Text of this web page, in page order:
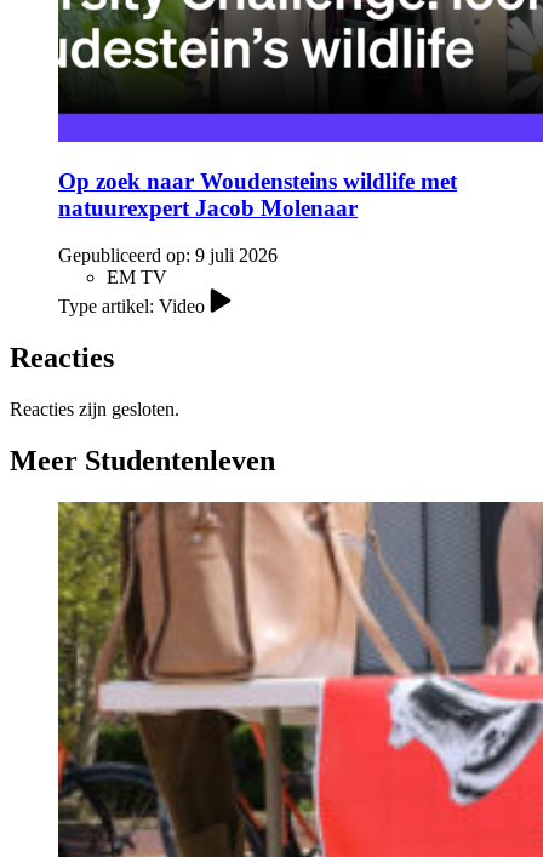
Op zoek naar Woudensteins wildlife met
natuurexpert Jacob Molenaar
Gepubliceerd op: 9 juli 2026
EM TV
Type artikel: Video
Reacties
Reacties zijn gesloten.
Meer Studentenleven